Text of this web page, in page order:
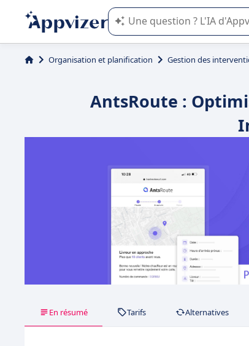
L'IA de Appvizer vous guide
Organisation et planification Gestion des
AntsRoute :
En résumé Tarifs Alternatives